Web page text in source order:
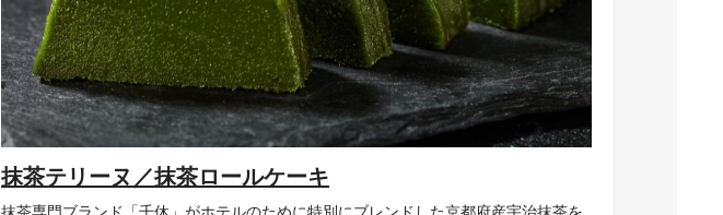
抹茶テリーヌ／抹茶ロールケーキ